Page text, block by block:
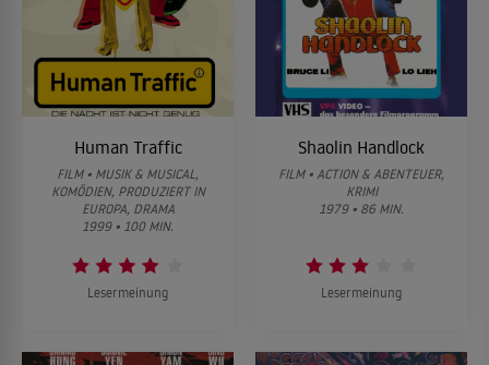
Human Traffic
FILM • MUSIK & MUSICAL,
KOMÖDIEN, PRODUZIERT IN
EUROPA, DRAMA
1999 • 100 MIN.
Lesermeinung
Shaolin Handlock
FILM • ACTION & ABENTEUER,
KRIMI
1979 • 86 MIN.
Lesermeinung